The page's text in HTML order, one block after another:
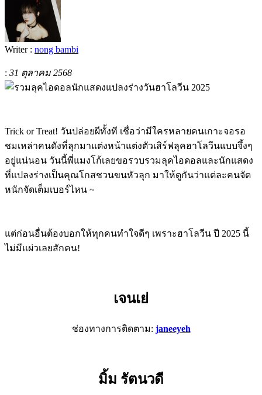
Writer : nong bambi
: 31 ตุลาคม 2568
Trick or Treat! วันปล่อยผีทั้งที เชื่อว่ามีใครหลายคนเกาะจอรอ
ชมเหล่าคนดังที่ลุกมาแต่งหน้าแต่งตัวเสิร์ฟลุคฮาโลวีนแบบจึ้งๆ
อยู่แน่นอน วันนี้พี่แมงโก้เลยขอรวบรวมลุคไอดอลและนักแสดง
ที่แปลงร่างเป็นคุณโกสชวนขนหัวลุก มาให้ดูกันว่าแต่ละคนจัด
หนักจัดเต็มเบอร์ไหน ~
แต่ก่อนอื่นต้องบอกให้ทุกคนทำใจดีๆ เพราะฮาโลวีน ปี 2025 นี้
ไม่มีแผ่วเลยสักคน!
เจนเย่
ช่องทางการติดตาม: janeeyeh
มิ้ม รัตนวดี